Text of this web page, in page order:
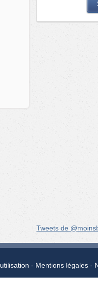
Tweets de
Mentions légales